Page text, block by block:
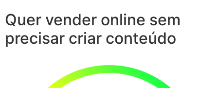
Quer vender online sem
precisar criar conteúdo